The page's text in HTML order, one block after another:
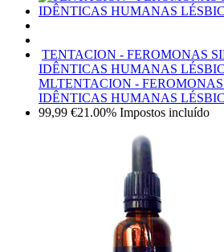
TENTACION - FEROMONAS
IDÊNTICAS HUMANAS
MLTENTACION -
IDÊNTICAS HUMANAS
99,99 €21.00% Impostos incluído